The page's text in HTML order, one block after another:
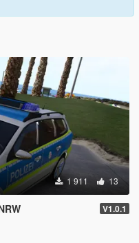
1 911 13
V1.0.1